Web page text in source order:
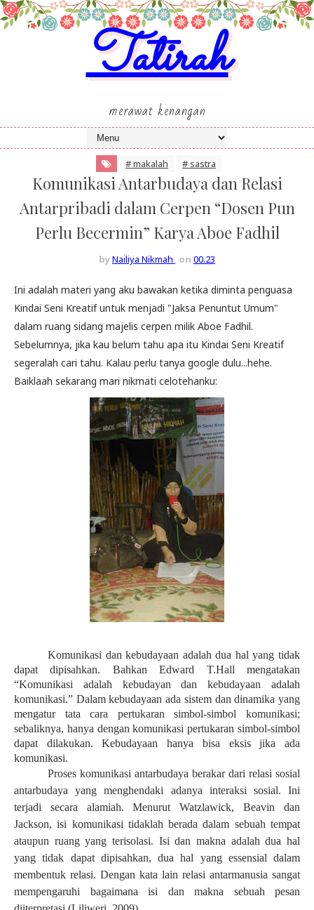
Tatirah
merawat kenangan
# makalah # sastra
Komunikasi Antarbudaya dan Relasi
Antarpribadi dalam Cerpen “Dosen Pun
Perlu Becermin” Karya Aboe Fadhil
byNailiya Nikmah on 00.23
Ini adalah materi yang aku bawakan ketika diminta penguasa
Kindai Seni Kreatif untuk menjadi "Jaksa Penuntut Umum"
dalam ruang sidang majelis cerpen milik Aboe Fadhil.
Sebelumnya, jika kau belum tahu apa itu Kindai Seni Kreatif
segeralah cari tahu. Kalau perlu tanya google dulu...hehe.
Baiklaah sekarang mari nikmati celotehanku:
Komunikasi dan kebudayaan adalah dua hal yang tidak
dapat dipisahkan. Bahkan Edward T.Hall mengatakan
“Komunikasi adalah kebudayan dan kebudayaan adalah
komunikasi.” Dalam kebudayaan ada sistem dan dinamika yang
mengatur tata cara pertukaran simbol-simbol komunikasi;
sebaliknya, hanya dengan komunikasi pertukaran simbol-simbol
dapat dilakukan. Kebudayaan hanya bisa eksis jika ada
komunikasi.
Proses komunikasi antarbudaya berakar dari relasi sosial
antarbudaya yang menghendaki adanya interaksi sosial. Ini
terjadi secara alamiah. Menurut Watzlawick, Beavin dan
Jackson, isi komunikasi tidaklah berada dalam sebuah tempat
ataupun ruang yang terisolasi. Isi dan makna adalah dua hal
yang tidak dapat dipisahkan, dua hal yang essensial dalam
membentuk relasi. Dengan kata lain relasi antarmanusia sangat
mempengaruhi bagaimana isi dan makna sebuah pesan